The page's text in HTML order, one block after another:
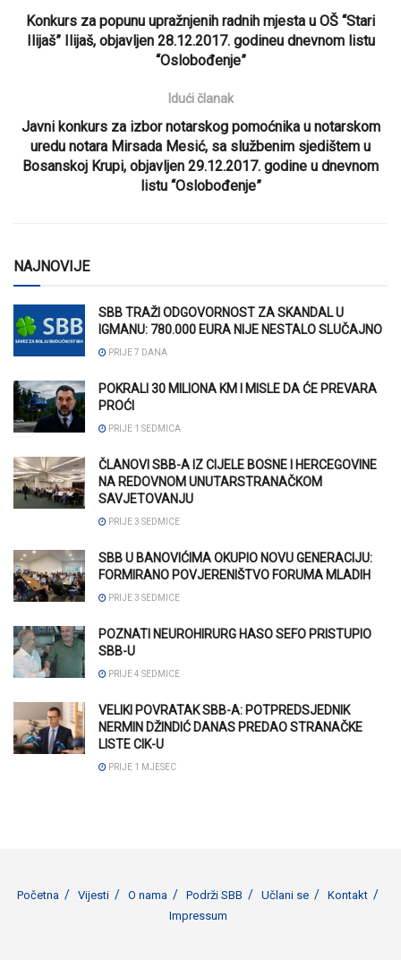
Konkurs za popunu upražnjenih radnih mjesta u OŠ “Stari
Ilijaš” Ilijaš, objavljen 28.12.2017. godineu dnevnom listu
“Oslobođenje”
Idući članak
Javni konkurs za izbor notarskog pomoćnika u notarskom
uredu notara Mirsada Mesić, sa službenim sjedištem u
Bosanskoj Krupi, objavljen 29.12.2017. godine u dnevnom
listu “Oslobođenje”
NAJNOVIJE
SBB TRAŽI ODGOVORNOST ZA SKANDAL U
IGMANU: 780.000 EURA NIJE NESTALO SLUČAJNO
PRIJE 7 DANA
POKRALI 30 MILIONA KM I MISLE DA ĆE PREVARA
PROĆI
PRIJE 1 SEDMICA
ČLANOVI SBB-A IZ CIJELE BOSNE I HERCEGOVINE
NA REDOVNOM UNUTARSTRANAČKOM
SAVJETOVANJU
PRIJE 3 SEDMICE
SBB U BANOVIĆIMA OKUPIO NOVU GENERACIJU:
FORMIRANO POVJERENIŠTVO FORUMA MLADIH
PRIJE 3 SEDMICE
POZNATI NEUROHIRURG HASO SEFO PRISTUPIO
SBB-U
PRIJE 4 SEDMICE
VELIKI POVRATAK SBB-A: POTPREDSJEDNIK
NERMIN DŽINDIĆ DANAS PREDAO STRANAČKE
LISTE CIK-U
PRIJE 1 MJESEC
Početna Vijesti O nama Podrži SBB Učlani se
Kontakt
Impressum